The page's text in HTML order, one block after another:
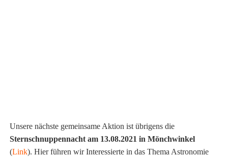
Unsere nächste gemeinsame Aktion ist übrigens die
Sternschnuppennacht am 13.08.2021 in Mönchwinkel
(Link). Hier führen wir Interessierte in das Thema Astronomie